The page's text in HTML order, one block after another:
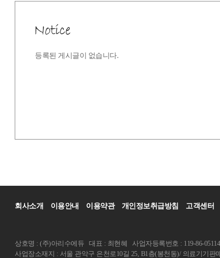
등록된 게시글이 없습니다.
회사소개 이용안내 이용약관 개인정보취급방침 고객센터
상호명 : (주)아리수에듀 대표 : 최현혜
사업자등록번호 : 119-86-05114
사업장소재지 : 서울 관악구 은천로10길 25, B1층(봉천동)/ 의료기기판